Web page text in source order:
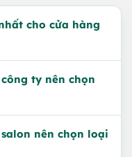
cho cửa hàng
ty nên chọn
nên chọn loại